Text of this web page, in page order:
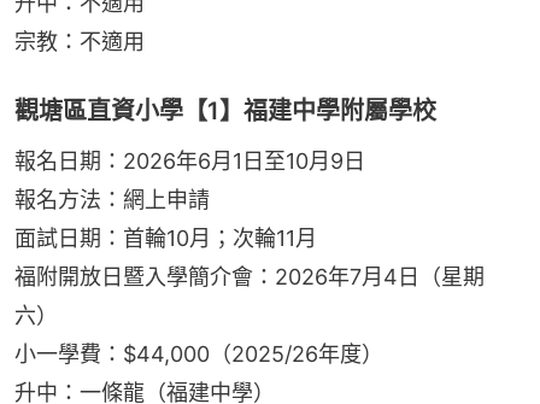
宗教：不適用
觀塘區直資小學【1】福建中學附屬學校
報名日期：2026年6月1日至10月9日
報名方法：網上申請
面試日期：首輪10月；次輪11月
福附開放日暨入學簡介會：2026年7月4日（星期
六）
小一學費：$44,000（2025/26年度）
升中：一條龍（福建中學）